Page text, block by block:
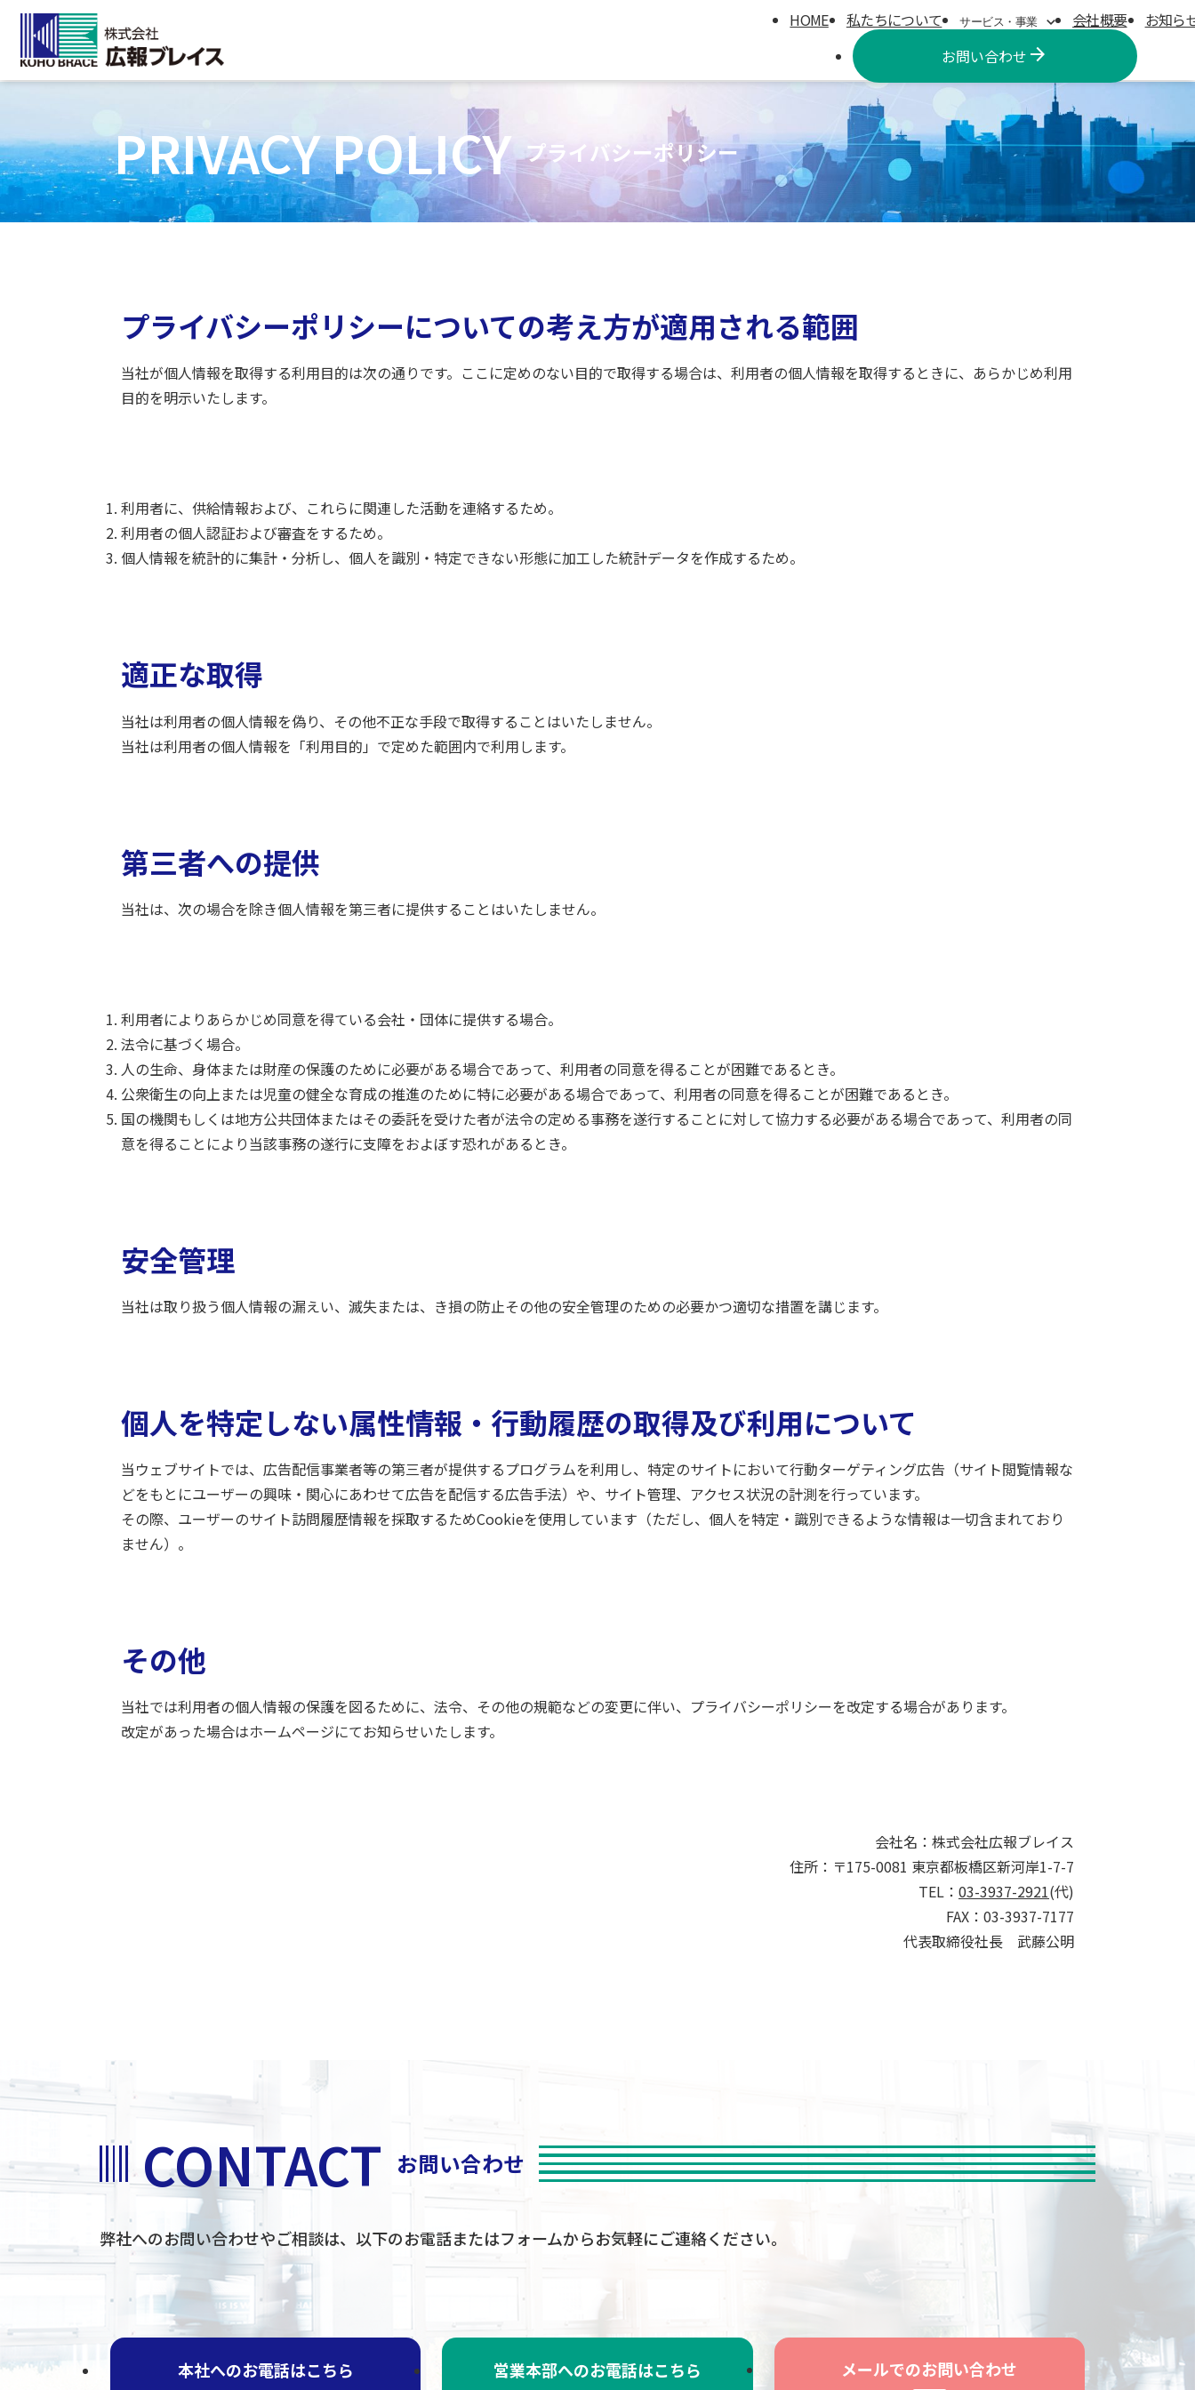
HOME 私たちについて サービス・事業
クリエイティブ事業
プリンティング事業
ロジスティクス事業
会社概要
お知ら
お問い合わせ arrow_forward
PRIVACY POLICY プライバシーポリシー
プライバシーポリシーについての考え方が適用される範囲
当社が個人情報を取得する利用目的は次の通りです。ここに定めのない目的で取得する場合は、利用者の個人情報を取得するときに、あらかじめ利用
目的を明示いたします。
利用者に、供給情報および、これらに関連した活動を連絡するため。
利用者の個人認証および審査をするため。
個人情報を統計的に集計・分析し、個人を識別・特定できない形態に加工した統計データを作成するため。
適正な取得
当社は利用者の個人情報を偽り、その他不正な手段で取得することはいたしません。
当社は利用者の個人情報を「利用目的」で定めた範囲内で利用します。
第三者への提供
当社は、次の場合を除き個人情報を第三者に提供することはいたしません。
利用者によりあらかじめ同意を得ている会社・団体に提供する場合。
法令に基づく場合。
人の生命、身体または財産の保護のために必要がある場合であって、利用者の同意を得ることが困難であるとき。
公衆衛生の向上または児童の健全な育成の推進のために特に必要がある場合であって、利用者の同意を得ることが困難であるとき。
国の機関もしくは地方公共団体またはその委託を受けた者が法令の定める事務を遂行することに対して協力する必要がある場合であって、利用者の同
意を得ることにより当該事務の遂行に支障をおよぼす恐れがあるとき。
安全管理
当社は取り扱う個人情報の漏えい、滅失または、き損の防止その他の安全管理のための必要かつ適切な措置を講じます。
個人を特定しない属性情報・行動履歴の取得及び利用について
当ウェブサイトでは、広告配信事業者等の第三者が提供するプログラムを利用し、特定のサイトにおいて行動ターゲティング広告（サイト閲覧情報な
どをもとにユーザーの興味・関心にあわせて広告を配信する広告手法）や、サイト管理、アクセス状況の計測を行っています。
その際、ユーザーのサイト訪問履歴情報を採取するためCookieを使用しています（ただし、個人を特定・識別できるような情報は一切含まれており
ません）。
その他
当社では利用者の個人情報の保護を図るために、法令、その他の規範などの変更に伴い、プライバシーポリシーを改定する場合があります。
改定があった場合はホームページにてお知らせいたします。
会社名：株式会社広報ブレイス
住所：〒175-0081 東京都板橋区新河岸1-7-7
TEL： 03-3937-2921(代)
FAX： 03-3937-7177
代表取締役社長 武藤公明
CONTACT お問い合わせ
弊社へのお問い合わせやご相談は、 以下のお電話またはフォームからお気軽にご連絡ください。
本社へのお電話はこちら 営業本部へのお電話はこちら メールでのお問い合わせ